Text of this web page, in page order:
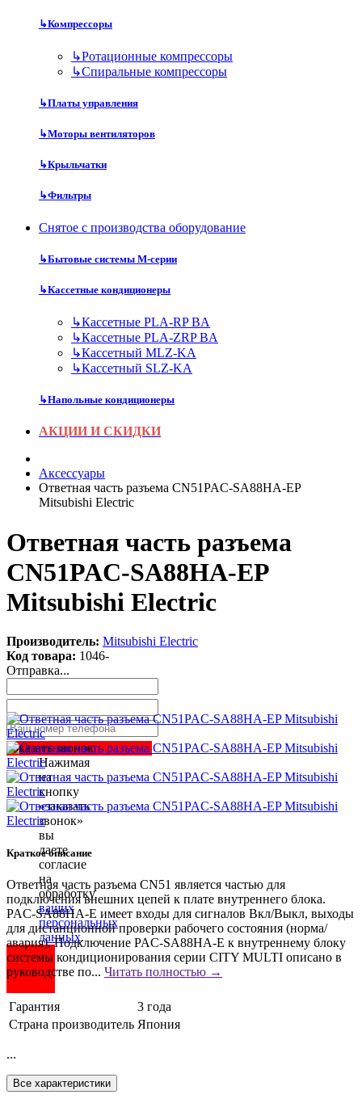
↳Компрессоры
↳Ротационные компрессоры
↳Спиральные компрессоры
↳Платы управления
↳Моторы вентиляторов
↳Крыльчатки
↳Фильтры
Снятое с производства оборудование
↳Бытовые системы M-серии
↳Кассетные кондиционеры
↳Кассетные PLA-RP BA
↳Кассетные PLA-ZRP BA
↳Кассетный MLZ-KA
↳Кассетный SLZ-KA
↳Напольные кондиционеры
АКЦИИ И СКИДКИ
Аксесcуары
Ответная часть разъема CN51PAC-SA88HA-EP
Mitsubishi Electric
Ответная часть разъема
CN51PAC-SA88HA-EP
Mitsubishi Electric
Производитель: Mitsubishi Electric
Код товара: 1046-
Отправка...
Заказать звонок
Нажимая
на
кнопку
«заказать
звонок»
вы
даете
согласие
на
обработку
ваших
персональных
данных.
Краткое описание
Ответная часть разъема CN51 является частью для
подключения внешних цепей к плате внутреннего блока.
PAC-SA88HA-E имеет входы для сигналов Вкл/Выкл, выходы
для дистанционной проверки рабочего состояния (норма/
авария). Подключение PAC-SA88HA-E к внутреннему блоку
системы кондиционирования серии CITY MULTI описано в
руководстве по... Читать полностью →
Гарантия
3 года
Страна производитель Япония
...
Все характеристики